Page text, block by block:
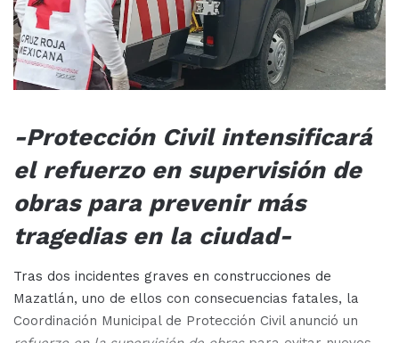
-Protección Civil intensificará
el refuerzo en supervisión de
obras para prevenir más
tragedias en la ciudad-
Tras dos incidentes graves en construcciones de
Mazatlán, uno de ellos con consecuencias fatales, la
Coordinación Municipal de Protección Civil anunció un